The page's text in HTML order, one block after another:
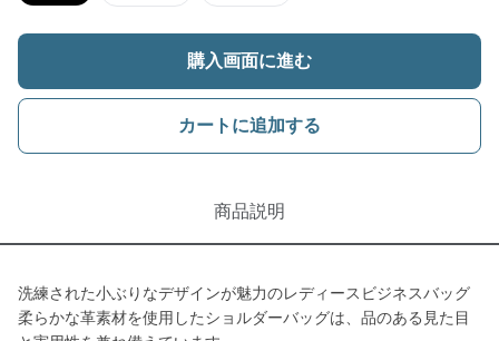
購入画面に進む
カートに追加する
商品説明
洗練された小ぶりなデザインが魅力のレディースビジネスバッグ
柔らかな革素材を使用したショルダーバッグは、品のある見た目